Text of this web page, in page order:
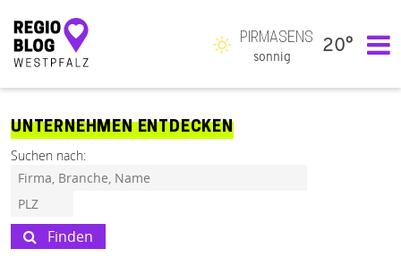
Hauptnavigation
PIRMASENS
sonnig
20°
UNTERNEHMEN ENTDECKEN
Suchen nach:
Finden